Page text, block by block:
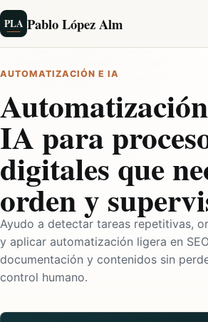
PLA Pablo López Alm
AUTOMATIZACIÓN E IA
IA para
digitales que
orden y
Ayudo a detectar tareas repetitivas,
y aplicar automatización ligera en
documentación y contenidos sin
control humano.